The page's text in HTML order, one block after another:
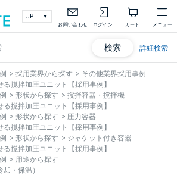
お問い合わせ ログイン カート メニュー
検索 詳細検索
> 採用業界から探す > その他業界採用事例
撹拌加圧ユニット【採用事例】
> 形状から探す > 撹拌容器・撹拌機
撹拌加圧ユニット【採用事例】
> 形状から探す > 圧力容器
撹拌加圧ユニット【採用事例】
> 形状から探す > ジャケット付き容器
撹拌加圧ユニット【採用事例】
> 用途から探す
・保温）